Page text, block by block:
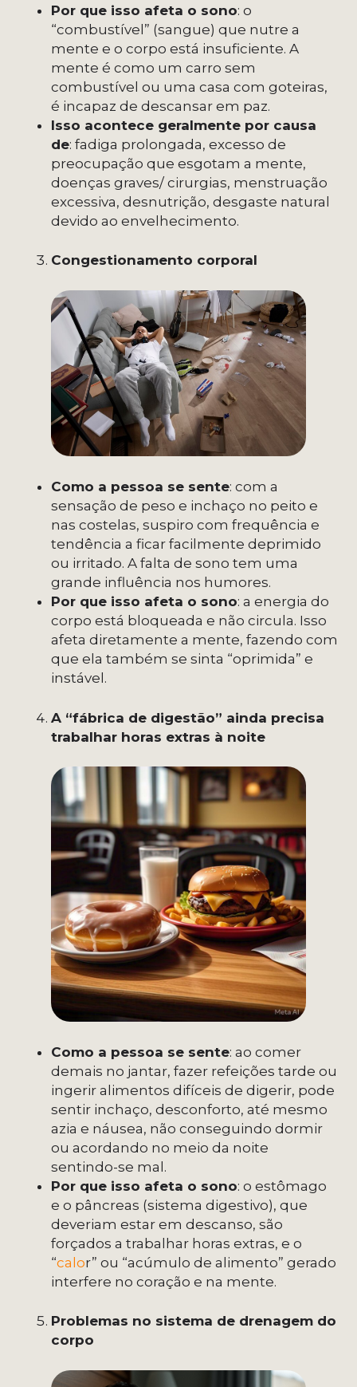
Por que isso afeta o sono: o
“combustível” (sangue) que nutre a
mente e o corpo está insuficiente. A
mente é como um carro sem
combustível ou uma casa com goteiras,
é incapaz de descansar em paz.
Isso acontece geralmente por causa
de: fadiga prolongada, excesso de
preocupação que esgotam a mente,
doenças graves/ cirurgias, menstruação
excessiva, desnutrição, desgaste natural
devido ao envelhecimento.
Congestionamento corporal
Como a pessoa se sente: com a
sensação de peso e inchaço no peito e
nas costelas, suspiro com frequência e
tendência a ficar facilmente deprimido
ou irritado. A falta de sono tem uma
grande influência nos humores.
Por que isso afeta o sono: a energia do
corpo está bloqueada e não circula. Isso
afeta diretamente a mente, fazendo com
que ela também se sinta “oprimida” e
instável.
A “fábrica de digestão” ainda precisa
trabalhar horas extras à noite
Como a pessoa se sente: ao comer
demais no jantar, fazer refeições tarde ou
ingerir alimentos difíceis de digerir, pode
sentir inchaço, desconforto, até mesmo
azia e náusea, não conseguindo dormir
ou acordando no meio da noite
sentindo-se mal.
Por que isso afeta o sono: o estômago
e o pâncreas (sistema digestivo), que
deveriam estar em descanso, são
forçados a trabalhar horas extras, e o
“calor” ou “acúmulo de alimento” gerado
interfere no coração e na mente.
Problemas no sistema de drenagem do
corpo